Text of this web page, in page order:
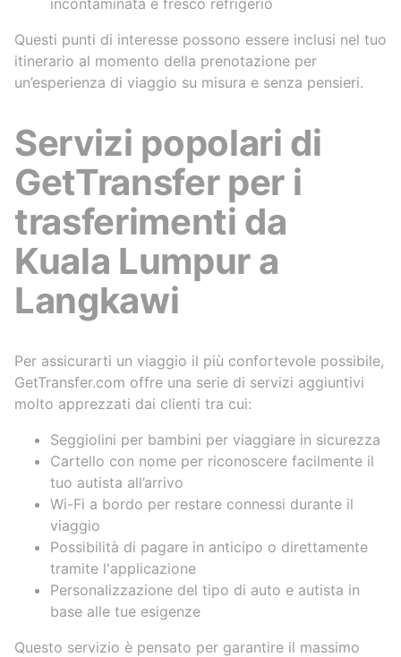
incontaminata e fresco refrigerio
Questi punti di interesse possono essere inclusi nel tuo
itinerario al momento della prenotazione per
un’esperienza di viaggio su misura e senza pensieri.
Servizi popolari di
GetTransfer per i
trasferimenti da
Kuala Lumpur a
Langkawi
Per assicurarti un viaggio il più confortevole possibile,
GetTransfer.com offre una serie di servizi aggiuntivi
molto apprezzati dai clienti tra cui:
Seggiolini per bambini per viaggiare in sicurezza
Cartello con nome per riconoscere facilmente il
tuo autista all’arrivo
Wi-Fi a bordo per restare connessi durante il
viaggio
Possibilità di pagare in anticipo o direttamente
tramite l'applicazione
Personalizzazione del tipo di auto e autista in
base alle tue esigenze
Questo servizio è pensato per garantire il massimo